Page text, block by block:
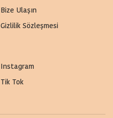
Bize Ulaşın
Gizlilik Sözleşmesi
Instagram
Tik Tok